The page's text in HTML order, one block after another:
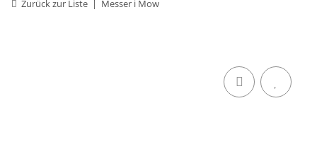
Zurück zur Liste Messer i Mow